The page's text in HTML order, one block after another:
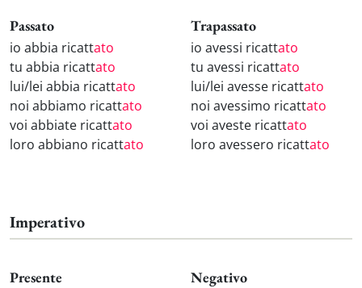
Passato
io abbia ricattato
tu abbia ricattato
lui/lei abbia ricattato
noi abbiamo ricattato
voi abbiate ricattato
loro abbiano ricattato
Trapassato
io avessi ricattato
tu avessi ricattato
lui/lei avesse ricattato
noi avessimo ricattato
voi aveste ricattato
loro avessero ricattato
Imperativo
Presente Negativo